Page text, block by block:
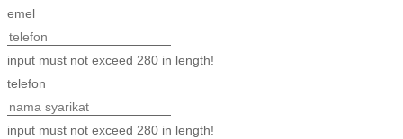
emel
input must not exceed 280 in length!
telefon
input must not exceed 280 in length!